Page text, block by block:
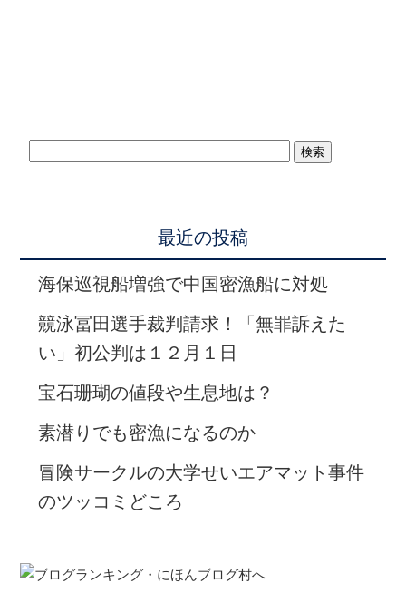
最近の投稿
海保巡視船増強で中国密漁船に対処
竸泳冨田選手裁判請求！「無罪訴えた
い」初公判は１２月１日
宝石珊瑚の値段や生息地は？
素潜りでも密漁になるのか
冒険サークルの大学せいエアマット事件
のツッコミどころ